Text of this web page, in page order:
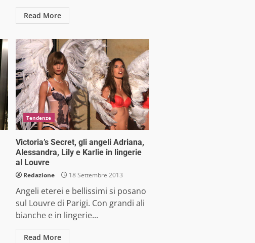
Read More
Tendenze
Victoria’s Secret, gli angeli Adriana,
Alessandra, Lily e Karlie in lingerie
al Louvre
Redazione 18 Settembre 2013
Angeli eterei e bellissimi si posano
sul Louvre di Parigi. Con grandi ali
bianche e in lingerie...
Read More